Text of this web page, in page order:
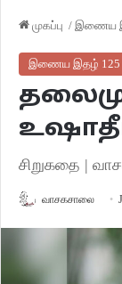
முகப்பு / இணைய
இணைய இதழ் 125
சிறுகதை |
வாசகசாலை